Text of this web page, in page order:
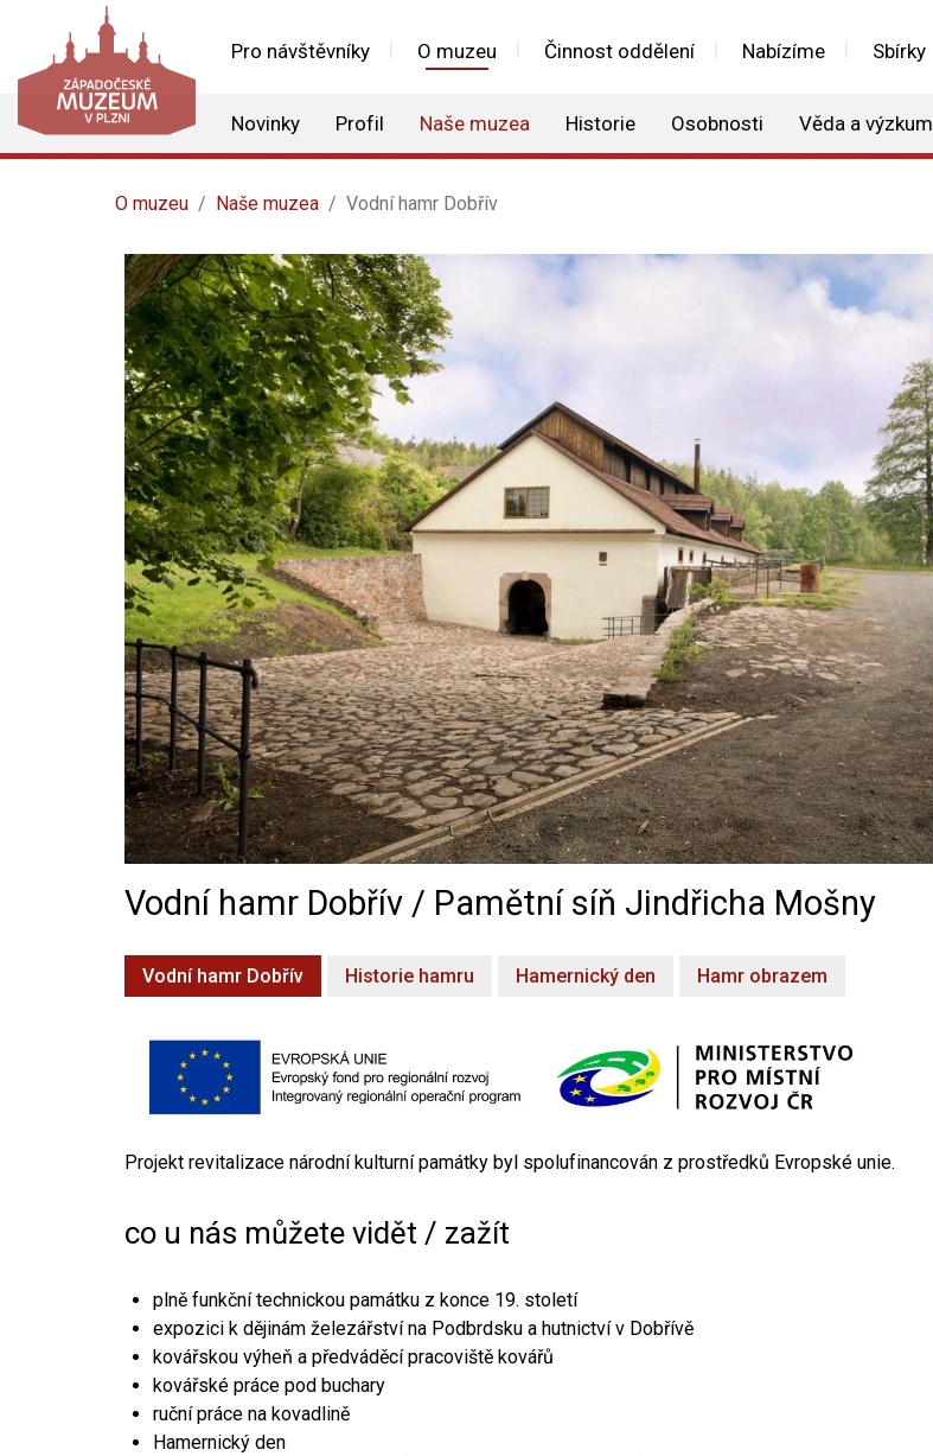
Pro návštěvníky O muzeu Činnost oddělení Nabízíme Sbírky
Novinky Profil Naše muzea Historie Osobnosti Věda a výzkum
O muzeu Naše muzea Vodní hamr Dobřív
Vodní hamr Dobřív / Pamětní síň Jindřicha Mošny
Vodní hamr Dobřív Historie hamru Hamernický den Hamr obrazem
Projekt revitalizace národní kulturní památky byl spolufinancován z prostředků Evropské unie.
co u nás můžete vidět / zažít
plně funkční technickou památku z konce 19. století
expozici k dějinám železářství na Podbrdsku a hutnictví v Dobřívě
kovářskou výheň a předváděcí pracoviště kovářů
kovářské práce pod buchary
ruční práce na kovadlině
Hamernický den